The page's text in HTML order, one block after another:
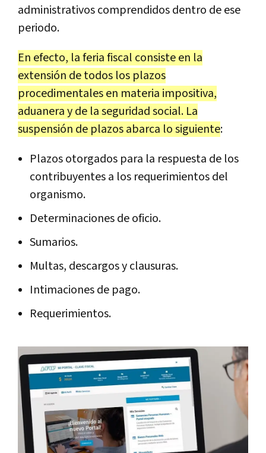
administrativos comprendidos dentro de ese
periodo.
En efecto, la feria fiscal consiste en la
extensión de todos los plazos
procedimentales en materia impositiva,
aduanera y de la seguridad social. La
suspensión de plazos abarca lo siguiente:
Plazos otorgados para la respuesta de los
contribuyentes a los requerimientos del
organismo.
Determinaciones de oficio.
Sumarios.
Multas, descargos y clausuras.
Intimaciones de pago.
Requerimientos.